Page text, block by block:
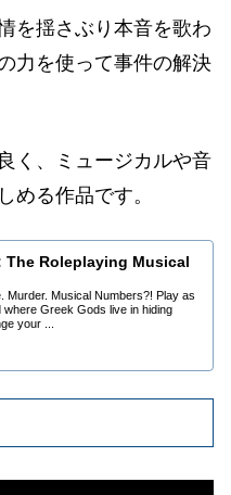
を揺さぶり本音を歌わ
力を使って事件の解決
く、ミュージカルや音
める作品です。
The Roleplaying Musical
Murder. Musical Numbers?! Play as
where Greek Gods live in hiding
your ...